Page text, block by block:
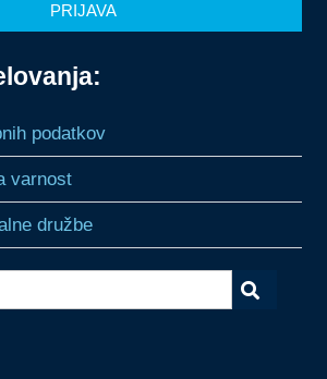
podatkov
varnost
družbe
PRIJAVA